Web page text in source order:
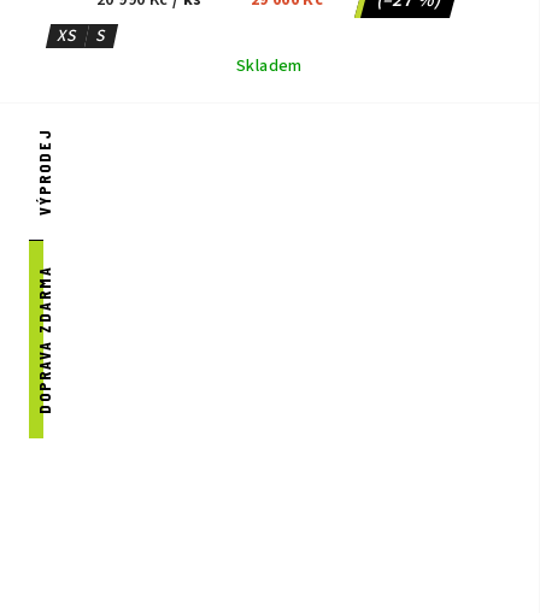
XS
S
Skladem
VÝPRODEJ
DOPRAVA ZDARMA